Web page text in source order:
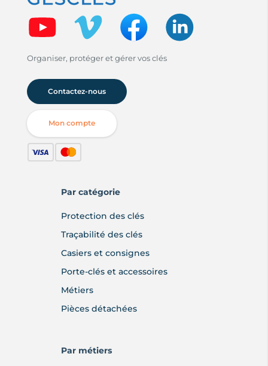
Organiser, protéger et gérer vos clés
Contactez-nous
Mon compte
Par catégorie
Protection des clés
Traçabilité des clés
Casiers et consignes
Porte-clés et accessoires
Métiers
Pièces détachées
Par métiers